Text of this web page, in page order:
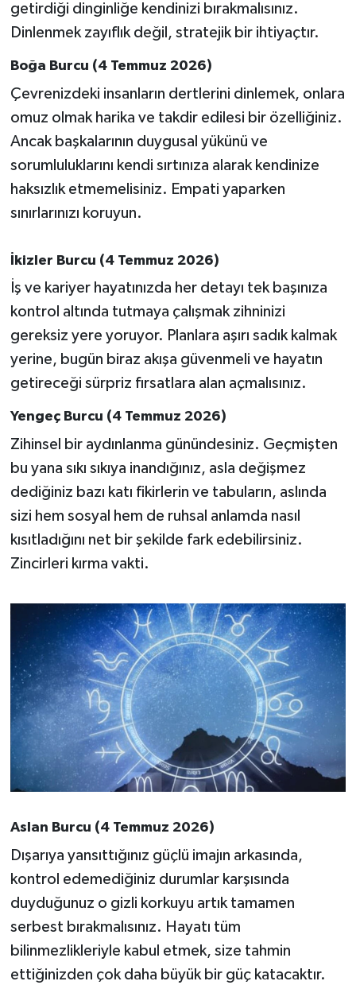
getirdiği dinginliğe kendinizi bırakmalısınız.
Dinlenmek zayıflık değil, stratejik bir ihtiyaçtır.
Boğa Burcu (4 Temmuz 2026)
Çevrenizdeki insanların dertlerini dinlemek, onlara
omuz olmak harika ve takdir edilesi bir özelliğiniz.
Ancak başkalarının duygusal yükünü ve
sorumluluklarını kendi sırtınıza alarak kendinize
haksızlık etmemelisiniz. Empati yaparken
sınırlarınızı koruyun.
İkizler Burcu (4 Temmuz 2026)
İş ve kariyer hayatınızda her detayı tek başınıza
kontrol altında tutmaya çalışmak zihninizi
gereksiz yere yoruyor. Planlara aşırı sadık kalmak
yerine, bugün biraz akışa güvenmeli ve hayatın
getireceği sürpriz fırsatlara alan açmalısınız.
Yengeç Burcu (4 Temmuz 2026)
Zihinsel bir aydınlanma günündesiniz. Geçmişten
bu yana sıkı sıkıya inandığınız, asla değişmez
dediğiniz bazı katı fikirlerin ve tabuların, aslında
sizi hem sosyal hem de ruhsal anlamda nasıl
kısıtladığını net bir şekilde fark edebilirsiniz.
Zincirleri kırma vakti.
Aslan Burcu (4 Temmuz 2026)
Dışarıya yansıttığınız güçlü imajın arkasında,
kontrol edemediğiniz durumlar karşısında
duyduğunuz o gizli korkuyu artık tamamen
serbest bırakmalısınız. Hayatı tüm
bilinmezlikleriyle kabul etmek, size tahmin
ettiğinizden çok daha büyük bir güç katacaktır.
SAĞLIK
Savaştepe
SİYASET
Sındırgı
Susurluk
TARİHTE BUGÜN
TEKNOLOJİ
Trend
TÜRKİYE
VİZYONDAKİLER